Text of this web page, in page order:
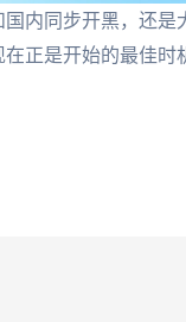
内同步开黑，还
正是开始的最佳时